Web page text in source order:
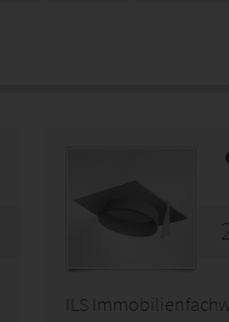
ILS